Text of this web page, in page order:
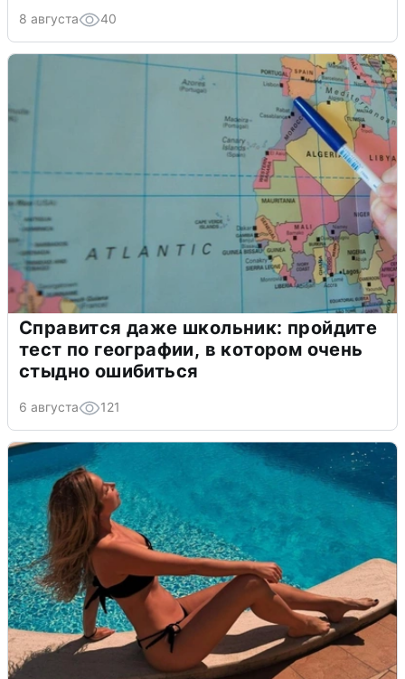
8 августа 40
Справится даже школьник: пройдите
тест по географии, в котором очень
стыдно ошибиться
6 августа 121